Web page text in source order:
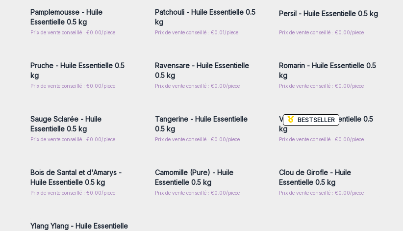
Pamplemousse - Huile
Essentielle 0.5 kg
Prix de vente conseillé : €0.00/piece
Patchouli - Huile Essentielle 0.5
kg
Prix de vente conseillé : €0.01/piece
Persil - Huile Essentielle 0.5 kg
Prix de vente conseillé : €0.00/piece
Connectez-vous ou inscrivez-
Pruche - Huile Essentielle 0.5
kg
Prix de vente conseillé : €0.00/piece
Connectez-vous ou inscrivez-
Ravensare - Huile Essentielle
0.5 kg
Prix de vente conseillé : €0.00/piece
Connectez-vous ou inscrivez-
Romarin - Huile Essentielle 0.5
kg
Prix de vente conseillé : €0.00/piece
Connectez-vous ou inscrivez-
Sauge Sclarée - Huile
Essentielle 0.5 kg
Prix de vente conseillé : €0.00/piece
Connectez-vous ou inscrivez-
Tangerine - Huile Essentielle
0.5 kg
Prix de vente conseillé : €0.00/piece
BESTSELLER
Connectez-vous ou inscrivez-
Vétiver - Huile Essentielle 0.5
kg
Prix de vente conseillé : €0.00/piece
Connectez-vous ou inscrivez-
Bois de Santal et d'Amarys -
Huile Essentielle 0.5 kg
Prix de vente conseillé : €0.00/piece
Connectez-vous ou inscrivez-
Camomille (Pure) - Huile
Essentielle 0.5 kg
Prix de vente conseillé : €0.00/piece
Connectez-vous ou inscrivez-
Clou de Girofle - Huile
Essentielle 0.5 kg
Prix de vente conseillé : €0.00/piece
Connectez-vous ou inscrivez-
Ylang Ylang - Huile Essentielle